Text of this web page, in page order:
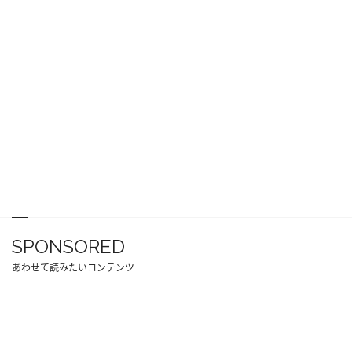
SPONSORED
あわせて読みたいコンテンツ